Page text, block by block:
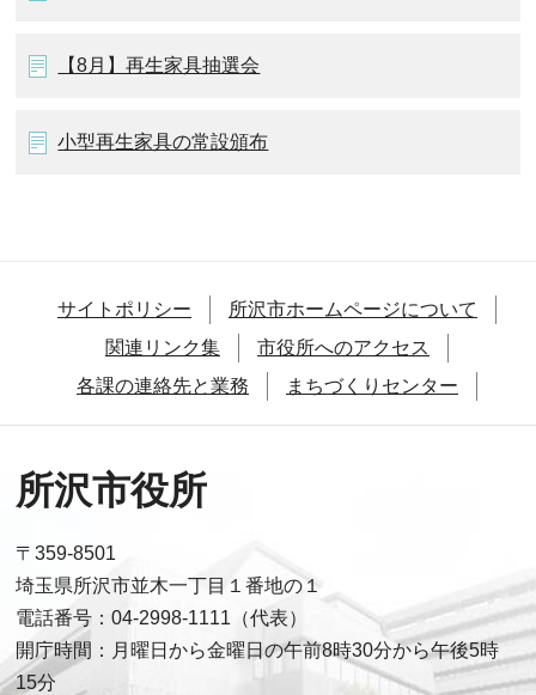
【8月】再生家具抽選会
小型再生家具の常設頒布
サイトポリシー
所沢市ホームページについて
関連リンク集
市役所へのアクセス
各課の連絡先と業務
まちづくりセンター
所沢市役所
〒359-8501
埼玉県所沢市並木一丁目１番地の１
電話番号：04-2998-1111（代表）
開庁時間：月曜日から金曜日の午前8時30分から午後5時
15分